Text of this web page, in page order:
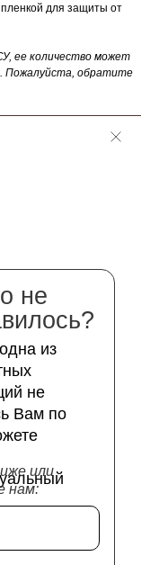
пленкой для защиты от
ее количество может
Пожалуйста, обратите
не
из
не
Вам по
или
нам: